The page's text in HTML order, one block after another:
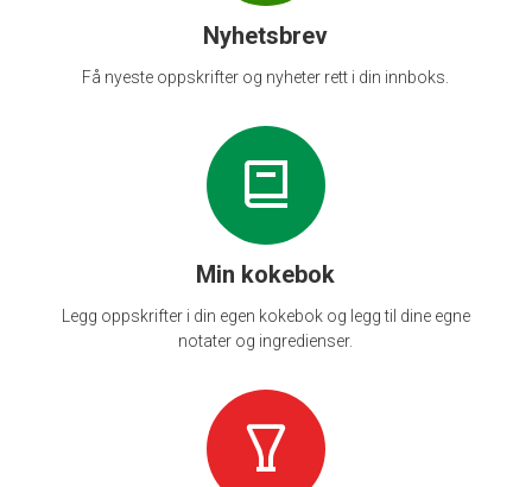
Nyhetsbrev
Få nyeste oppskrifter og nyheter rett i din innboks.
Min kokebok
Legg oppskrifter i din egen kokebok og legg til dine egne
notater og ingredienser.